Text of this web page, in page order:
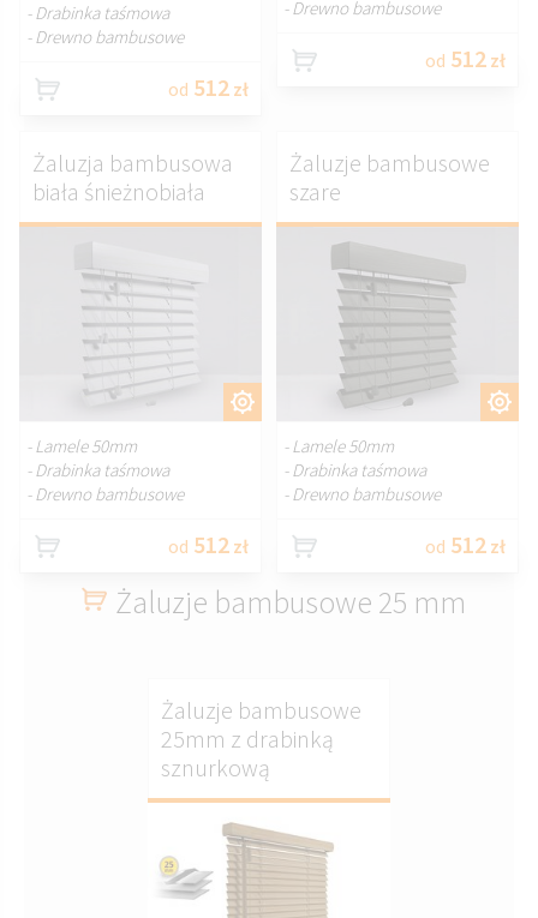
- Drabinka taśmowa
- Drewno bambusowe
od 512 zł
- Drewno bambusowe
od 512 zł
Żaluzja bambusowa
biała śnieżnobiała
- Lamele 50mm
- Drabinka taśmowa
- Drewno bambusowe
od 512 zł
DOSTOSUJ.
Żaluzje bambusowe
szare
- Lamele 50mm
- Drabinka taśmowa
- Drewno bambusowe
od 512 zł
Żaluzje bambusowe 25 mm
Żaluzje bambusowe
25mm z drabinką
sznurkową